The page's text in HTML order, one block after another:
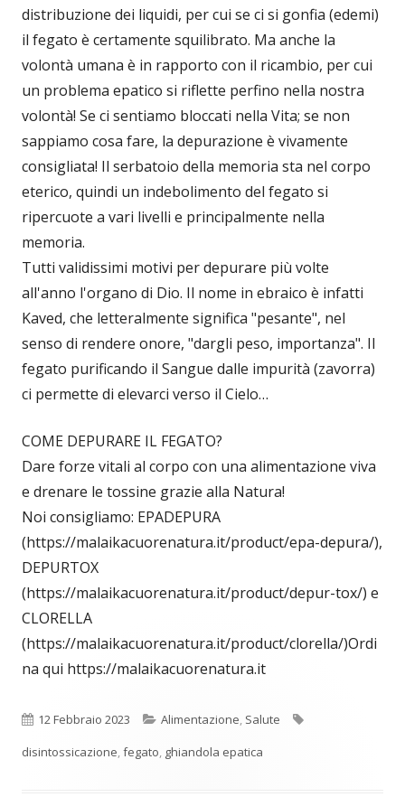
distribuzione dei liquidi, per cui se ci si gonfia (edemi)
il fegato è certamente squilibrato. Ma anche la
volontà umana è in rapporto con il ricambio, per cui
un problema epatico si riflette perfino nella nostra
volontà! Se ci sentiamo bloccati nella Vita; se non
sappiamo cosa fare, la depurazione è vivamente
consigliata! Il serbatoio della memoria sta nel corpo
eterico, quindi un indebolimento del fegato si
ripercuote a vari livelli e principalmente nella
memoria.
Tutti validissimi motivi per depurare più volte
all'anno l'organo di Dio. Il nome in ebraico è infatti
Kaved, che letteralmente significa "pesante", nel
senso di rendere onore, "dargli peso, importanza". Il
fegato purificando il Sangue dalle impurità (zavorra)
ci permette di elevarci verso il Cielo…
COME DEPURARE IL FEGATO?
Dare forze vitali al corpo con una alimentazione viva
e drenare le tossine grazie alla Natura!
Noi consigliamo: EPADEPURA
(https://malaikacuorenatura.it/product/epa-depura/),
DEPURTOX
(https://malaikacuorenatura.it/product/depur-tox/) e
CLORELLA
(https://malaikacuorenatura.it/product/clorella/)Ordi
na qui https://malaikacuorenatura.it
Pubblicato
12 Febbraio 2023 Categorie
Alimentazione Salute
disintossicazione fegato ghiandola epatica